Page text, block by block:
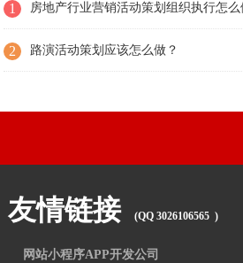
1 房地产行业营销活动策划组织执行怎么
2 路演活动策划应该怎么做？
友情链接(QQ 3026106565 )
网站小程序APP开发公司